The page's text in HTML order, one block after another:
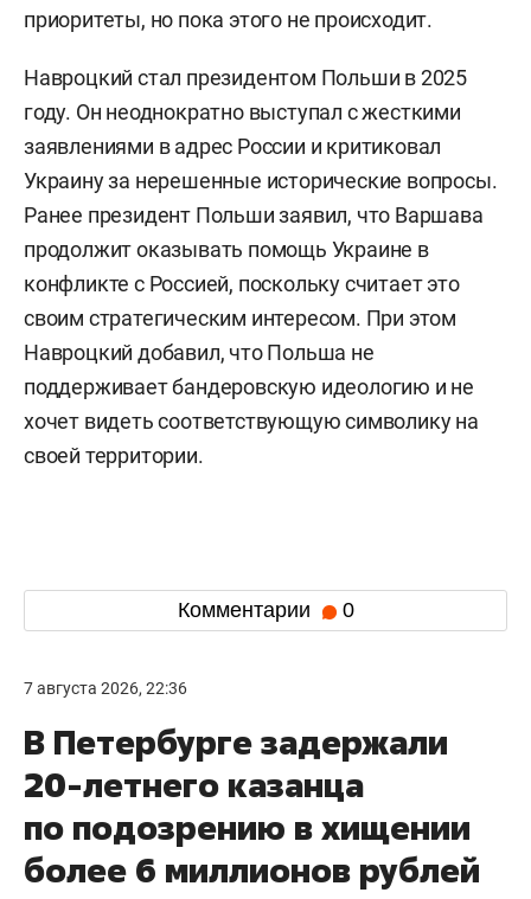
приоритеты, но пока этого не происходит.
Навроцкий стал президентом Польши в 2025
году. Он неоднократно выступал с жесткими
заявлениями в адрес России и критиковал
Украину за нерешенные исторические вопросы.
Ранее президент Польши заявил, что Варшава
продолжит оказывать помощь Украине в
конфликте с Россией, поскольку считает это
своим стратегическим интересом. При этом
Навроцкий добавил, что Польша не
поддерживает бандеровскую идеологию и не
хочет видеть соответствующую символику на
своей территории.
Комментарии 0
7 августа 2026, 22:36
В Петербурге задержали
20-летнего казанца
по подозрению в хищении
более 6 миллионов рублей